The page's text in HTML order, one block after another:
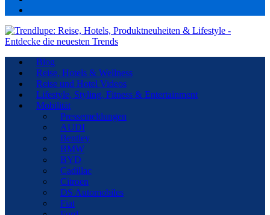
Blog
Reise, Hotels & Wellness
Reise und Hotel Videos
Lifestyle, Styling, Fitness & Entertainment
Mobilität
Pressemeldungen
AUDI
Bentley
BMW
BYD
Cadillac
Citroen
DS Automobiles
Fiat